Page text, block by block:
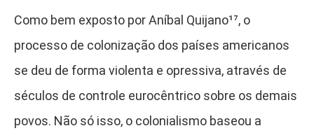
Como bem exposto por Aníbal Quijano¹⁷, o
processo de colonização dos países americanos
se deu de forma violenta e opressiva, através de
séculos de controle eurocêntrico sobre os demais
povos. Não só isso, o colonialismo baseou a